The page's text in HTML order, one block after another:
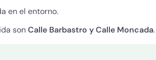
en el entorno.
sonCalle Barbastro y Calle Moncada.